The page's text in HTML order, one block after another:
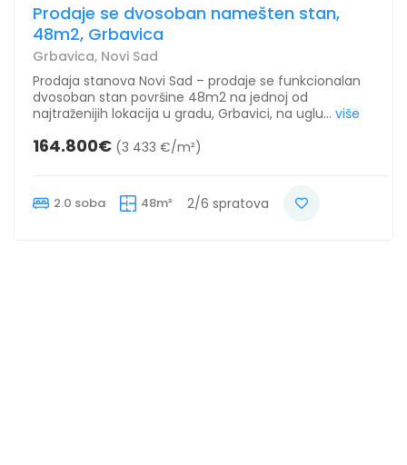
Prodaje se dvosoban namešten stan,
48m2, Grbavica
Grbavica, Novi Sad
Prodaja stanova Novi Sad – prodaje se funkcionalan
dvosoban stan površine 48m2 na jednoj od
najtraženijih lokacija u gradu, Grbavici, na uglu... više
164.800€ (3 433 €/m²)
2.0 soba 48m² 2/6 spratova